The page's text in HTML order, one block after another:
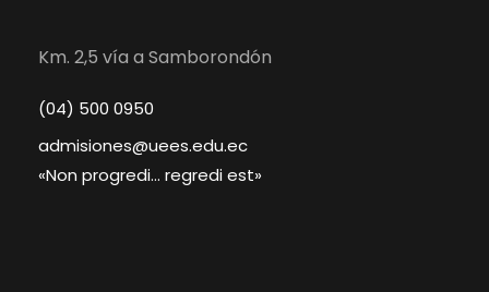
Km. 2,5 vía a Samborondón
(04) 500 0950
admisiones@uees.edu.ec
«Non progredi… regredi est»